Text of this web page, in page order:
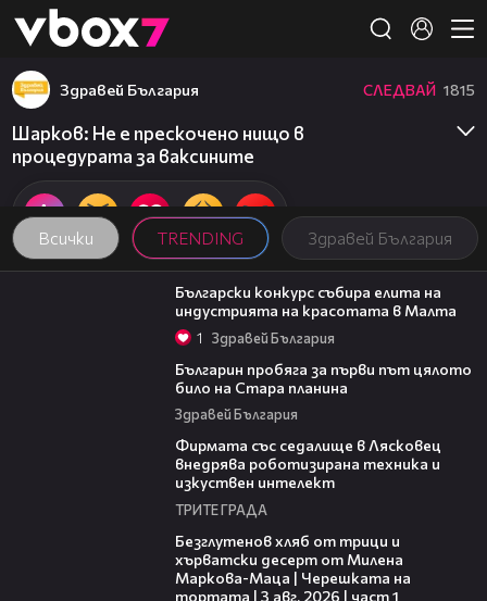
👾
Всички TRENDING Здравей България
Здравей България СЛЕДВАЙ 1815
Шарков: Не е прескочено нищо в
процедурата за ваксините
05:25
Български конкурс събира елита на
индустрията на красотата в Малта
1 Здравей България
Българин пробяга за първи път цялото
било на Стара планина
Здравей България
Фирмата със седалище в Лясковец
внедрява роботизирана техника и
изкуствен интелект
ТРИТЕ ГРАДА
Безглутенов хляб от трици и
хърватски десерт от Милена
Маркова-Маца | Черешката на
тортата | 3 авг. 2026 | част 1